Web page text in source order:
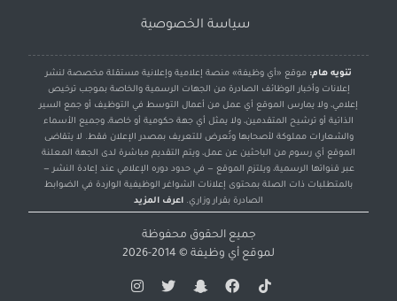
سياسة الخصوصية
تنويه هام: موقع «أي وظيفة» منصة إعلامية وإعلانية مستقلة مخصصة لنشر
إعلانات وأخبار الوظائف الصادرة من الجهات الرسمية والخاصة بموجب ترخيص
إعلامي، ولا يمارس الموقع أي عمل من أعمال التوسط في التوظيف أو جمع السير
الذاتية أو ترشيح المتقدمين، ولا يمثل أي جهة حكومية أو خاصة، وجميع الأسماء
والشعارات مملوكة لأصحابها وتُعرض للتعريف بمصدر الإعلان فقط. لا يتقاضى
الموقع أي رسوم من الباحثين عن عمل، ويتم التقديم مباشرة لدى الجهة المعلنة
عبر قنواتها الرسمية، ويلتزم الموقع — في حدود دوره الإعلامي عند إعادة النشر —
بالمتطلبات ذات الصلة بمحتوى إعلانات الشواغر الوظيفية الواردة في الضوابط
الصادرة بقرار وزاري. اعرف المزيد
جميع الحقوق محفوظة
لموقع أي وظيفة © 2014-2026